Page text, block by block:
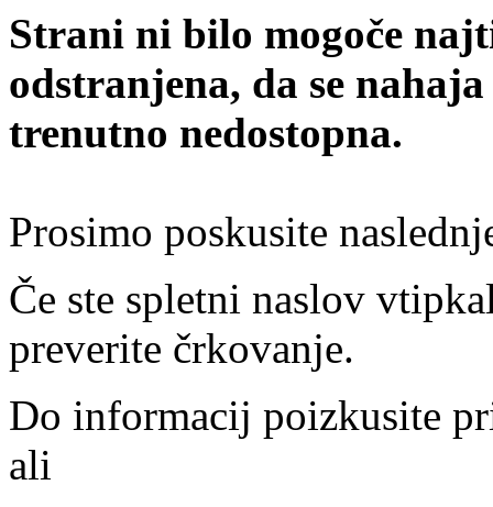
Strani ni bilo mogoče
odstranjena, da se
trenutno nedostopna.
Prosimo poskusite
Če ste spletni naslov
preverite črkovanje.
Do informacij poizkusite
ali